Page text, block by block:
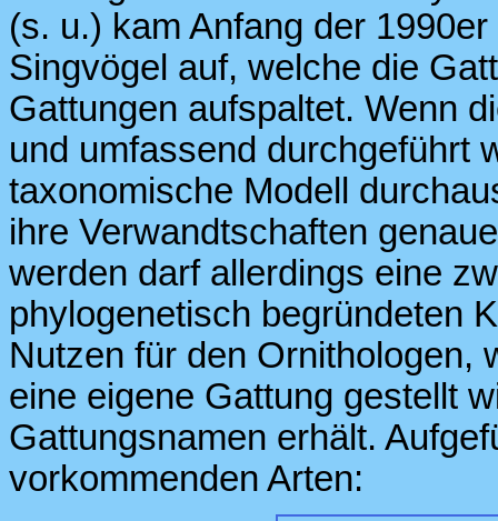
(s. u.) kam Anfang der
Singvögel auf, welche die
Gattungen aufspaltet. Wenn
und umfassend durchgeführt
taxonomische Modell
ihre Verwandtschaften
werden darf allerdings eine
phylogenetisch begründeten
Nutzen für den Ornithologen,
eine eigene Gattung gestellt
Gattungsnamen erhält.
vorkommenden Arten: